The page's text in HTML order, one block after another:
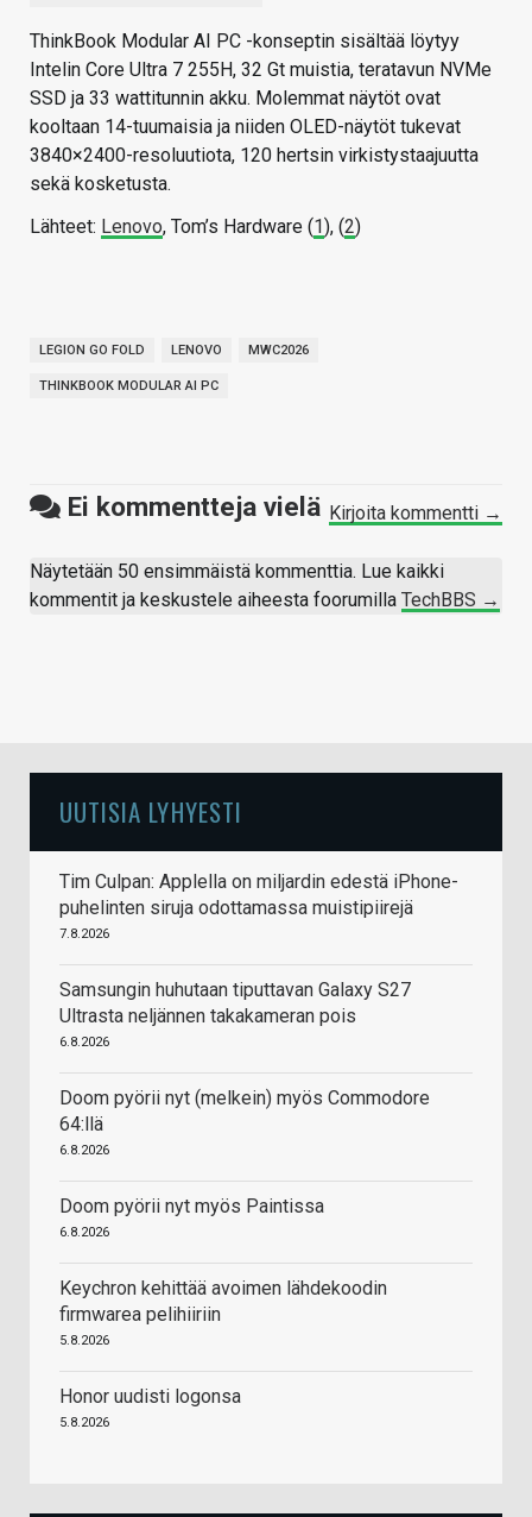
ThinkBook Modular AI PC -konseptin sisältää löytyy
Intelin Core Ultra 7 255H, 32 Gt muistia, teratavun NVMe
SSD ja 33 wattitunnin akku. Molemmat näytöt ovat
kooltaan 14-tuumaisia ja niiden OLED-näytöt tukevat
3840×2400-resoluutiota, 120 hertsin virkistystaajuutta
sekä kosketusta.
Lähteet: Lenovo, Tom’s Hardware (1), (2)
LEGION GO FOLD LENOVO MWC2026
THINKBOOK MODULAR AI PC
Ei kommentteja vielä Kirjoita kommentti →
Näytetään 50 ensimmäistä kommenttia. Lue kaikki
kommentit ja keskustele aiheesta foorumilla TechBBS →
UUTISIA LYHYESTI
Tim Culpan: Applella on miljardin edestä iPhone-
puhelinten siruja odottamassa muistipiirejä
7.8.2026
Samsungin huhutaan tiputtavan Galaxy S27
Ultrasta neljännen takakameran pois
6.8.2026
Doom pyörii nyt (melkein) myös Commodore
64:llä
6.8.2026
Doom pyörii nyt myös Paintissa
6.8.2026
Keychron kehittää avoimen lähdekoodin
firmwarea pelihiiriin
5.8.2026
Honor uudisti logonsa
5.8.2026